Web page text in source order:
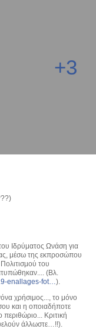
+3
Ιδρύματος Ωνάση για
μέσω της εκπροσώπου
του
(Βλ.
enallages-fot…).
χρήσιμος..., το μόνο
και η οποιαδήποτε
περιθώριο... Κριτική
άλλωστε…!!).